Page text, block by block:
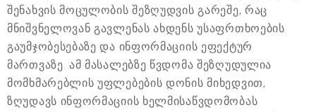
შენახვის მოცულობის შეზღუდვის გარეშე, რაც
მნიშვნელოვან გავლენას ახდენს უსაფრთხოების
გაუმჯობესებაზე და ინფორმაციის ეფექტურ
მართვაზე. ამ მასალებზე წვდომა შეზღუდულია
მომხმარებლის უფლებების დონის მიხედვით,
ზღუდავს ინფორმაციის ხელმისაწვდომობას